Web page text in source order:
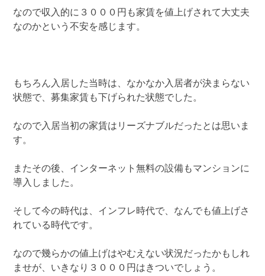
なので収入的に３０００円も家賃を値上げされて大丈夫
なのかという不安を感じます。
もちろん入居した当時は、なかなか入居者が決まらない
状態で、募集家賃も下げられた状態でした。
なので入居当初の家賃はリーズナブルだったとは思いま
す。
またその後、インターネット無料の設備もマンションに
導入しました。
そして今の時代は、インフレ時代で、なんでも値上げさ
れている時代です。
なので幾らかの値上げはやむえない状況だったかもしれ
ませが、いきなり３０００円はきついでしょう。